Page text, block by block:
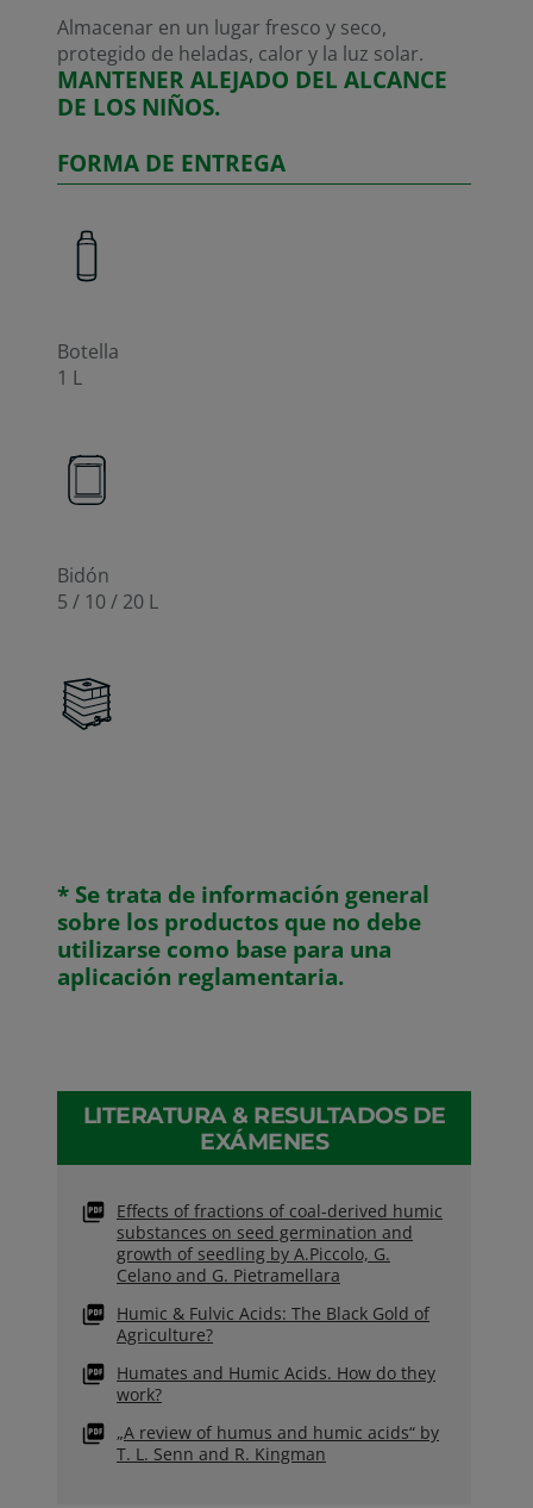
Almacenar en un lugar fresco y seco,
protegido de heladas, calor y la luz solar.
MANTENER ALEJADO DEL ALCANCE
DE LOS NIÑOS.
FORMA DE ENTREGA
Botella
1 L
Bidón
5 / 10 / 20 L
* Se trata de información general
sobre los productos que no debe
utilizarse como base para una
aplicación reglamentaria.
LITERATURA & RESULTADOS DE
EXÁMENES
Effects of fractions of coal-derived humic
substances on seed germination and
growth of seedling by A.Piccolo, G.
Celano and G. Pietramellara
Humic & Fulvic Acids: The Black Gold of
Agriculture?
Humates and Humic Acids. How do they
work?
„A review of humus and humic acids“ by
T. L. Senn and R. Kingman